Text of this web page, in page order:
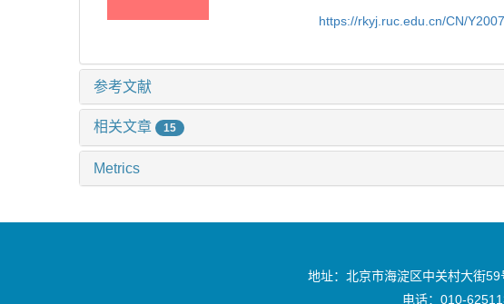
https://rkyj.ruc.edu.cn/CN/
参考文献
相关文章 15
Metrics
地址：北京市海淀区中关村大街
电话：010-